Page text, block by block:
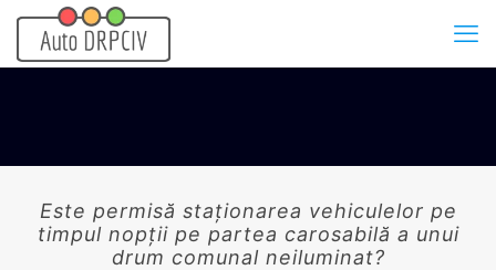
Este permisă staționarea vehiculelor pe
timpul nopții pe partea carosabilă a unui
drum comunal neiluminat?